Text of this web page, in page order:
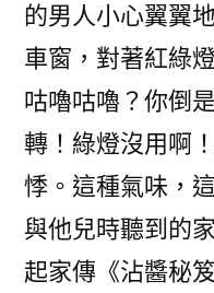
的男人小心翼翼
車窗，對著紅綠
咕嚕咕嚕？你倒
轉！綠燈沒用啊
悸。這種氣味，
與他兒時聽到的
起家傳《沾醬秘